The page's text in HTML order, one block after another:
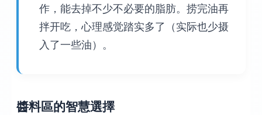
作，能去掉不少不必要的脂肪。捞完油再
拌开吃，心理感觉踏实多了（实际也少摄
入了一些油）。
醬料區的智慧選擇